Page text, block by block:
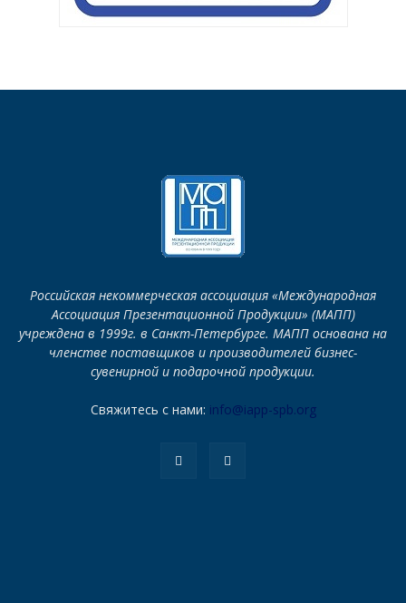
Российская некоммерческая ассоциация «Международная
Ассоциация Презентационной Продукции» (МАПП)
учреждена в 1999г. в Санкт-Петербурге. МАПП основана на
членстве поставщиков и производителей бизнес-
сувенирной и подарочной продукции.
Свяжитесь с нами: info@iapp-spb.org